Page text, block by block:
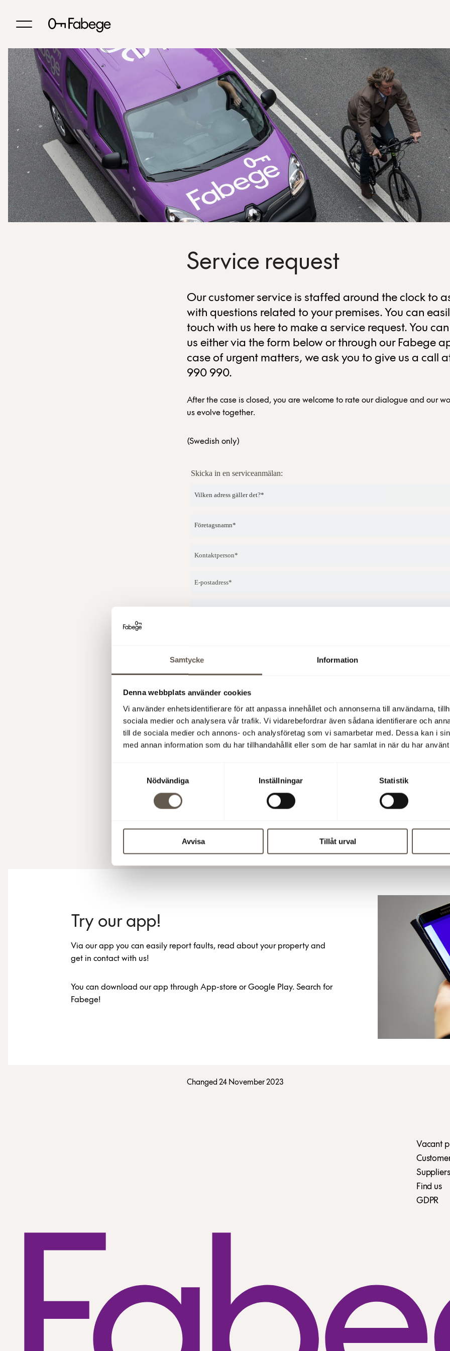
Samtycke Information
Denna webbplats använder cookies
Vi använder enhetsidentifierare för att anpassa innehållet och annonserna till användarna,
sociala medier och analysera vår trafik. Vi vidarebefordrar även sådana identifierare och
till de sociala medier och annons- och analysföretag som vi samarbetar med. Dessa kan i
med annan information som du har tillhandahållit eller som de har samlat in när du har
Nödvändiga
Inställningar Statistik
Avvisa Tillåt urval
Service request
Our customer service is staffed around the clock to
with questions related to your premises. You can
touch with us here to make a service request. You
us either via the form below or through our Fabege
case of urgent matters, we ask you to give us a call
990 990.
After the case is closed, you are welcome to rate our dialogue and our
us evolve together.
(Swedish only)
Try our app!
Via our app you can easily report faults, read about your property and
get in contact with us!
You can download our app through App-store or Google Play. Search for
Fabege!
Changed 24 November 2023
Vacant
Find us
GDPR